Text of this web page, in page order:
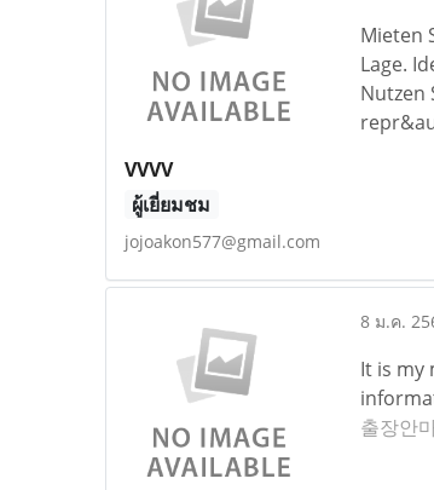
VVVV
ผู้เยี่ยมชม
jojoakon577@gmail.com
Mieten
Lage.
Nutzen
8 ม.ค.
It is my
출장안